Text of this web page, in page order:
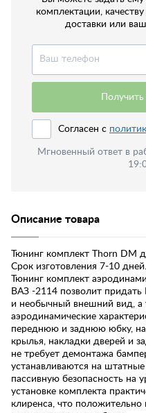
комплектации,
доставки или
Согласен с
Мгновенный ответ в
Описание товара
Тюнинг комплект Thorn DM
Срок изготовления 7-10 дней.
Тюнинг комплект
ВАЗ -2114 позволит
и необычный внешний вид, а
аэродинамические
переднюю и заднюю юбку,
крылья, накладки дверей и
не требует демонтажа
устанавливаются на
пассивную безопасность на
установке комплекта
клиренса, что положительно